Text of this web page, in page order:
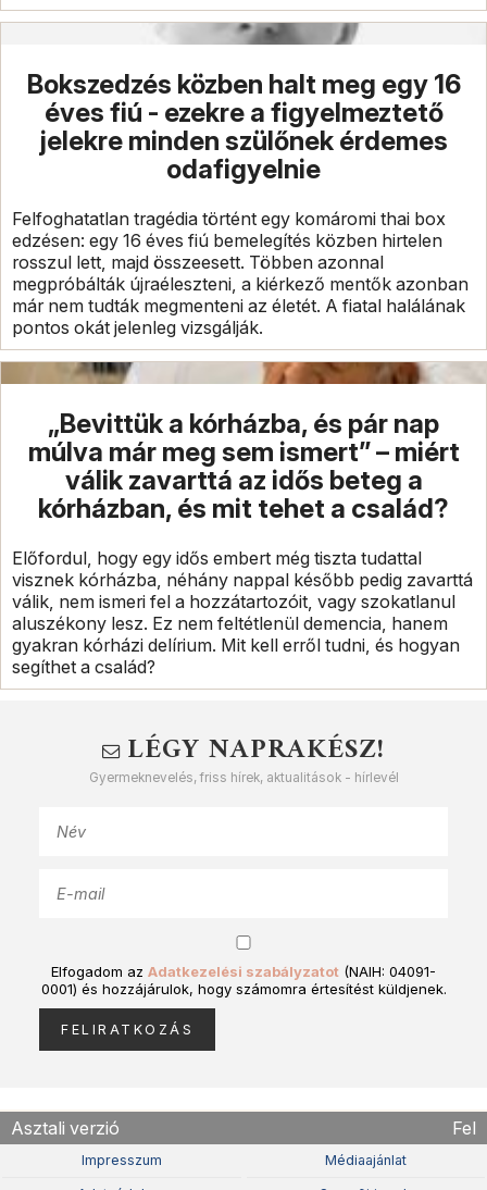
Bokszedzés közben halt meg egy 16
éves fiú - ezekre a figyelmeztető
jelekre minden szülőnek érdemes
odafigyelnie
Felfoghatatlan tragédia történt egy komáromi thai box
edzésen: egy 16 éves fiú bemelegítés közben hirtelen
rosszul lett, majd összeesett. Többen azonnal
megpróbálták újraéleszteni, a kiérkező mentők azonban
már nem tudták megmenteni az életét. A fiatal halálának
pontos okát jelenleg vizsgálják.
„Bevittük a kórházba, és pár nap
múlva már meg sem ismert” – miért
válik zavarttá az idős beteg a
kórházban, és mit tehet a család?
Előfordul, hogy egy idős embert még tiszta tudattal
visznek kórházba, néhány nappal később pedig zavarttá
válik, nem ismeri fel a hozzátartozóit, vagy szokatlanul
aluszékony lesz. Ez nem feltétlenül demencia, hanem
gyakran kórházi delírium. Mit kell erről tudni, és hogyan
segíthet a család?
LÉGY NAPRAKÉSZ!
Gyermeknevelés, friss hírek, aktualitások - hírlevél
Elfogadom az Adatkezelési szabályzatot (NAIH: 04091-
0001) és hozzájárulok, hogy számomra értesítést küldjenek.
Asztali verzió Fel
Impresszum Médiaajánlat